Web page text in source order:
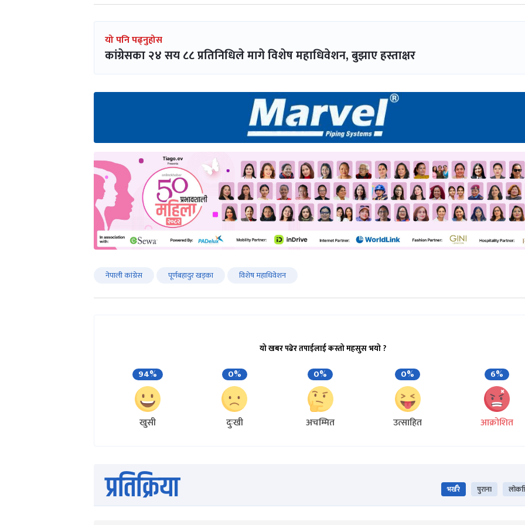
यो पनि पढ्नुहोस
कांग्रेसका २४ सय ८८ प्रतिनिधिले मागे विशेष महाधिवेशन, बुझाए हस्ताक्षर
नेपाली कांग्रेस पूर्णबहादुर खड्का विशेष महाधिवेशन
यो खबर पढेर तपाईलाई कस्तो महसुस भयो ?
94%
खुसी
0%
दुःखी
0%
अचम्मित
0%
उत्साहित
6%
आक्रोशित
प्रतिक्रिया भर्खरै पुराना